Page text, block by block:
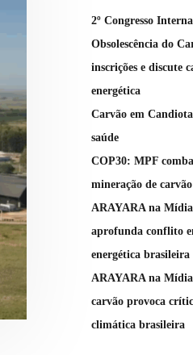
2º Congresso
Obsolescência do
inscrições e discute
energética
Carvão em
saúde
COP30: MPF
mineração de
ARAYARA na
aprofunda conflito
energética brasileira
ARAYARA na
carvão provoca
climática brasileira